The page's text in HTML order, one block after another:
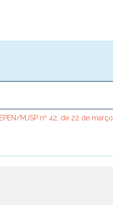
MJSP nº 42, de 22 de março